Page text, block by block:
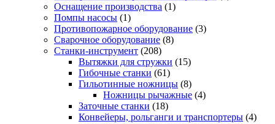
Оснащение производства (1)
Помпы насосы (1)
Противопожарное оборудование (3)
Сварочное оборудование (8)
Станки-инструмент (208)
Вытяжки для стружки (15)
Гибочные станки (61)
Гильотинные ножницы (8)
Ножницы рычажные (4)
Заточные станки (18)
Конвейеры, рольганги и транспортеры (4)